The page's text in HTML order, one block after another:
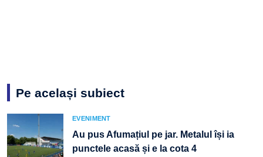
Pe același subiect
EVENIMENT
Au pus Afumațiul pe jar. Metalul își ia
punctele acasă și e la cota 4